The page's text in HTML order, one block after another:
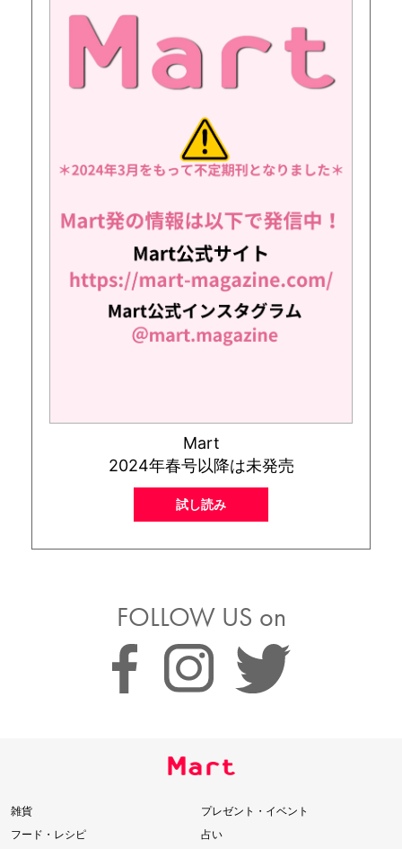
Mart
2024年春号以降は未発売
試し読み
FOLLOW US on
雑貨
フード・レシピ
プレゼント・イベント
占い